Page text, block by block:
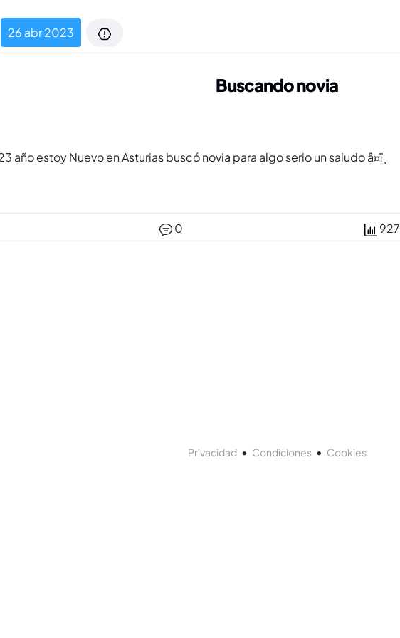
26 abr 2023
Buscando novia
año estoy Nuevo en Asturias buscó novia para algo serio un saludo â¤ï¸
0 927
Privacidad• Condiciones• Cookies